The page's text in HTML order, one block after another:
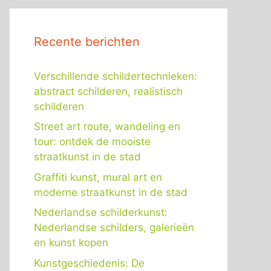
Recente berichten
Verschillende schildertechnieken:
abstract schilderen, realistisch
schilderen
Street art route, wandeling en
tour: ontdek de mooiste
straatkunst in de stad
Graffiti kunst, mural art en
moderne straatkunst in de stad
Nederlandse schilderkunst:
Nederlandse schilders, galerieën
en kunst kopen
Kunstgeschiedenis: De